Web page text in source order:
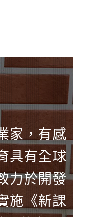
家，有感
具有全球
力於開發
施《新課